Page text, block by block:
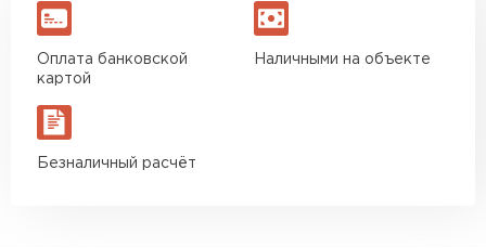
Оплата банковской
картой
Наличными на объекте
Безналичный расчёт